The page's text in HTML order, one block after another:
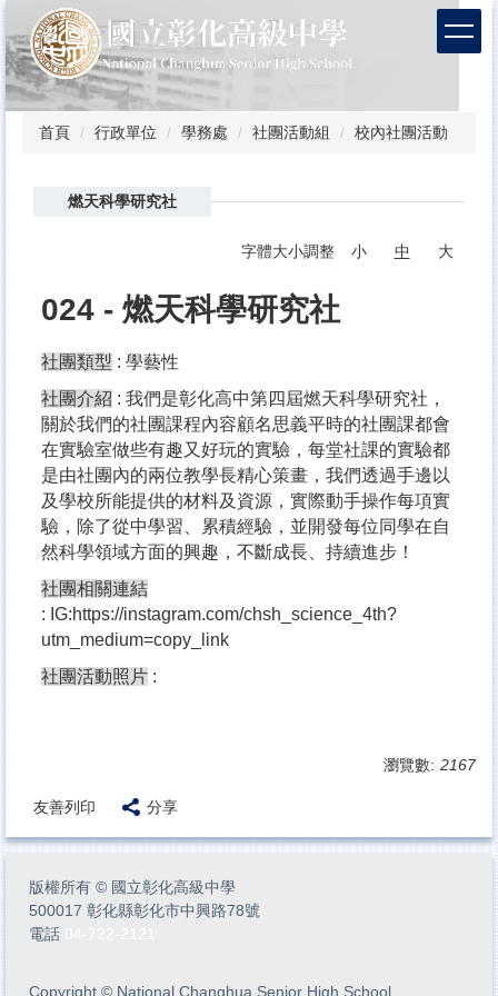
到
主
要
內
首頁 行政單位 學務處 社團活動組 校內社團活動
燃天科學研究社
字體大小調整 小 中 大
024 - 燃天科學研究社
社團類型 : 學藝性
社團介紹 : 我們是彰化高中第四屆燃天科學研究社，
關於我們的社團課程內容顧名思義平時的社團課都會
在實驗室做些有趣又好玩的實驗，每堂社課的實驗都
是由社團內的兩位教學長精心策畫，我們透過手邊以
及學校所能提供的材料及資源，實際動手操作每項實
驗，除了從中學習、累積經驗，並開發每位同學在自
然科學領域方面的興趣，不斷成長、持續進步！
社團相關連結
: IG:https://instagram.com/chsh_science_4th?
utm_medium=copy_link
社團活動照片 :
瀏覽數: 2167
友善列印 分享
版權所有 © 國立彰化高級中學
500017 彰化縣彰化市中興路78號
電話
Copyright © National Changhua Senior High School